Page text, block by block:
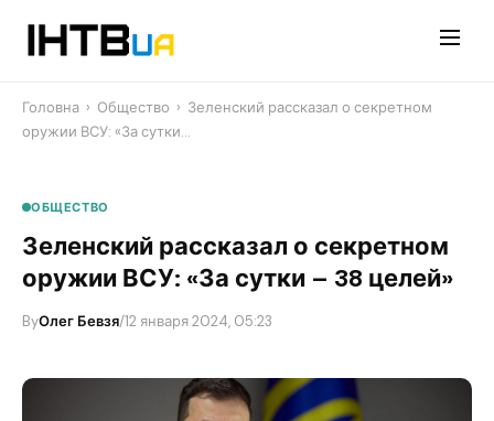
Головна › Общество › Зеленский рассказал о секретном
оружии ВСУ: «За сутки…
ОБЩЕСТВО
Зеленский рассказал о секретном
оружии ВСУ: «За сутки – 38 целей»
ByОлег Бевзя/12 января 2024, 05:23